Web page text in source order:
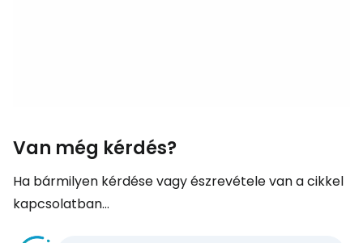
Van még kérdés?
Ha bármilyen kérdése vagy észrevétele van a cikkel
kapcsolatban...